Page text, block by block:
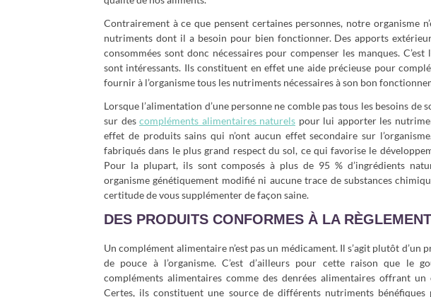
Contrairement à ce que pensent certaines personnes, notre organisme
nutriments dont il a besoin pour bien fonctionner. Des apports
consommées sont donc nécessaires pour compenser les manques.
sont intéressants. Ils constituent en effet une aide précieuse pour
fournir à l’organisme tous les nutriments nécessaires à son bon
Lorsque l’alimentation d’une personne ne comble pas tous les besoins de
sur des compléments alimentaires naturels pour lui apporter les
effet de produits sains qui n’ont aucun effet secondaire sur
fabriqués dans le plus grand respect du sol, ce qui favorise le
Pour la plupart, ils sont composés à plus de 95 % d’ingrédients
organisme génétiquement modifié ni aucune trace de substances
certitude de vous supplémenter de façon saine.
DES PRODUITS CONFORMES À LA
Un complément alimentaire n’est pas un médicament. Il s’agit plutôt
de pouce à l’organisme. C’est d’ailleurs pour cette raison que le
compléments alimentaires comme des denrées alimentaires offrant
Certes, ils constituent une source de différents nutriments bénéfiques